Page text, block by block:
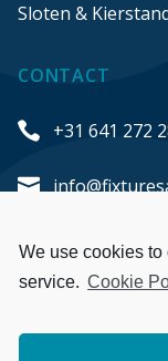
Sloten &
CONTACT
+31 641 272
Honderdland
2676 LT
The
We use cookies
service. Cookie